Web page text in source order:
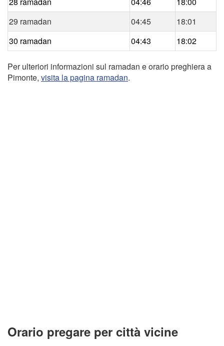
29 ramadan
04:45
18:01
30 ramadan
04:43 18:02
Per ulteriori informazioni sul ramadan e orario preghiera a
Pimonte, visita la pagina ramadan.
Orario pregare per città vicine